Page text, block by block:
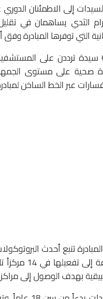
إلى الاطمئنان
الثدي يساهمان في
التي توفرها المبادرة وفق
وذكر أن 936 ألفاً و669 سيدة
الساخن لمبادرة «100 مليون صحة» على الرقم
الصحة
بهدف الوصول إلى